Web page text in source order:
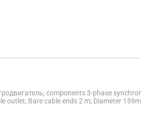
components 3-phase
outlet; Bare cable ends 2 m; Diameter